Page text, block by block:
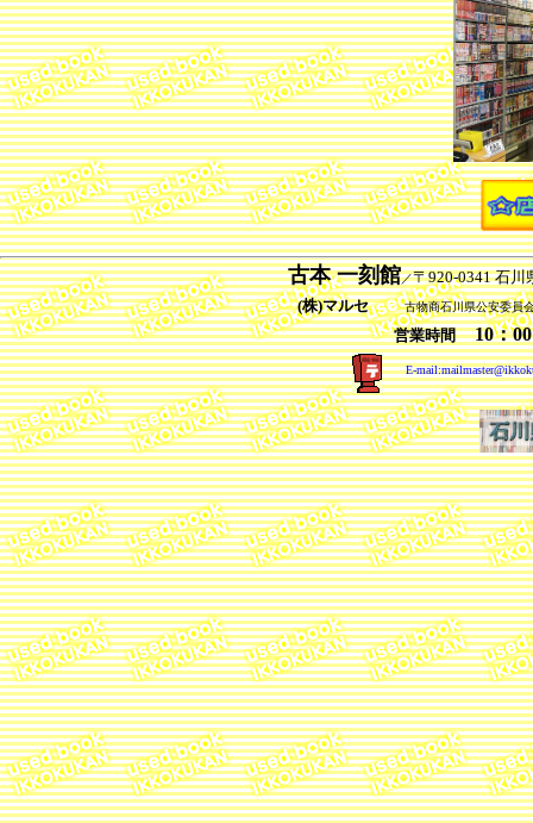
古本 一刻館／〒920-0341 石川
(株)マルセ古物商石川県公安委員会
営業時間10：00
E-